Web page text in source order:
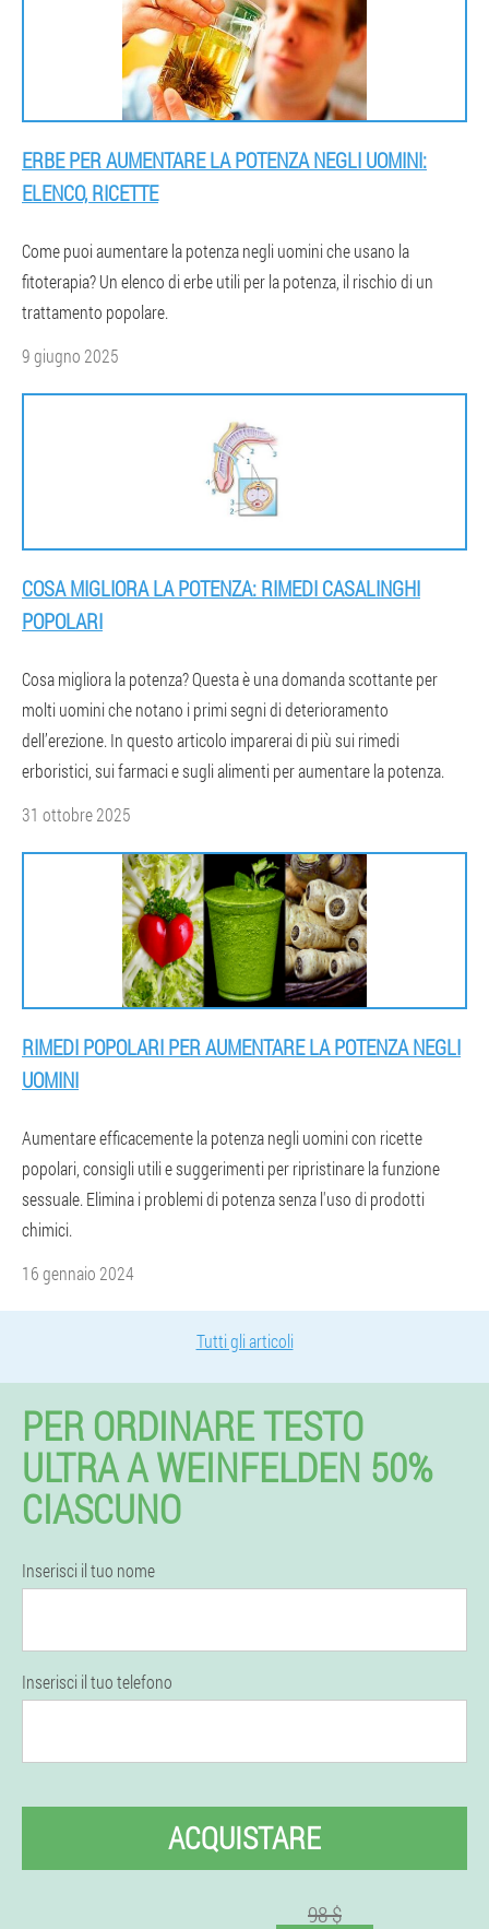
ERBE PER AUMENTARE LA POTENZA NEGLI UOMINI:
ELENCO, RICETTE
Come puoi aumentare la potenza negli uomini che usano la
fitoterapia? Un elenco di erbe utili per la potenza, il rischio di un
trattamento popolare.
9 giugno 2025
COSA MIGLIORA LA POTENZA: RIMEDI CASALINGHI
POPOLARI
Cosa migliora la potenza? Questa è una domanda scottante per
molti uomini che notano i primi segni di deterioramento
dell’erezione. In questo articolo imparerai di più sui rimedi
erboristici, sui farmaci e sugli alimenti per aumentare la potenza.
31 ottobre 2025
RIMEDI POPOLARI PER AUMENTARE LA POTENZA NEGLI
UOMINI
Aumentare efficacemente la potenza negli uomini con ricette
popolari, consigli utili e suggerimenti per ripristinare la funzione
sessuale. Elimina i problemi di potenza senza l'uso di prodotti
chimici.
16 gennaio 2024
Tutti gli articoli
PER ORDINARE TESTO
ULTRA A WEINFELDEN 50%
CIASCUNO
Inserisci il tuo nome
Inserisci il tuo telefono
ACQUISTARE
98 $